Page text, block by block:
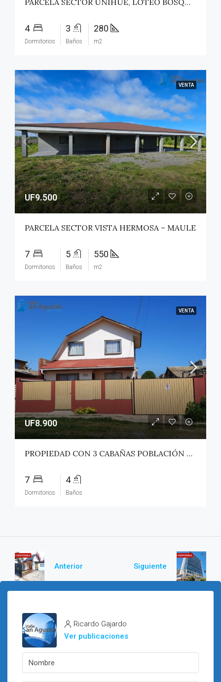
PARCELA SECTOR UNIHUE, LOTEO BOSQUES DEL VALLE – MAULE
4
Dormitorios
3
Baños
280
m2
VENTA
UF9.500
PARCELA SECTOR VISTA HERMOSA – MAULE
7
Dormitorios
5
Baños
550
m2
VENTA
UF8.900
PROPIEDAD CON 3 CABAÑAS POBLACIÓN ROSS – PICHILEMU
7
Dormitorios
4
Baños
Anterior Siguiente
Ricardo Gajardo
Ver publicaciones